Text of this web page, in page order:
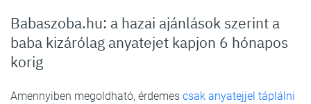
Babaszoba.hu: a hazai ajánlások szerint a
baba kizárólag anyatejet kapjon 6 hónapos
korig
Amennyiben megoldható, érdemes csak anyatejjel táplálni